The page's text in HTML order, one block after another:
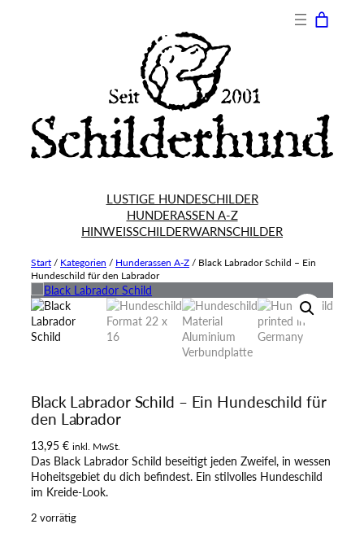
LUSTIGE HUNDESCHILDER
HUNDERASSEN A-Z
HINWEISSCHILDERWARNSCHILDER
Start / Kategorien / Hunderassen A-Z / Black Labrador Schild – Ein
Hundeschild für den Labrador
Black Labrador Schild – Ein Hundeschild für
den Labrador
13,95 € inkl. MwSt.
Das Black Labrador Schild beseitigt jeden Zweifel, in wessen
Hoheitsgebiet du dich befindest. Ein stilvolles Hundeschild
im Kreide-Look.
2 vorrätig